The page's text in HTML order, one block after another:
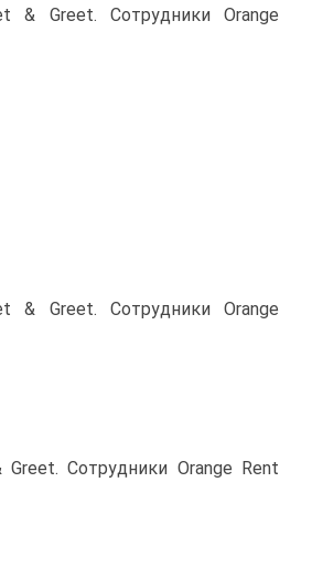
& Greet. Сотрудники Orange
& Greet. Сотрудники Orange
Сотрудники Orange Rent